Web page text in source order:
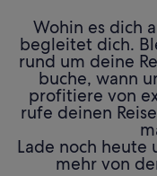
Wohin es dich
begleitet dich.
rund um deine
buche, wann
profitiere von
rufe deinen
Lade noch heute
mehr von